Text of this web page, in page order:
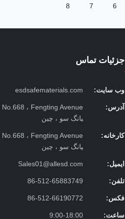
6
7
8
جزئیات تماس
وب سایت: esdsafematerials.com
آدرس:
یانگ سو ، چین
کارخانه:
یانگ سو ، چین
ایمیل: Sales01@allesd.com
تلفن: 86-512-65883749
فکس: 86-512-66190772
ساعت: 9:00-18:00